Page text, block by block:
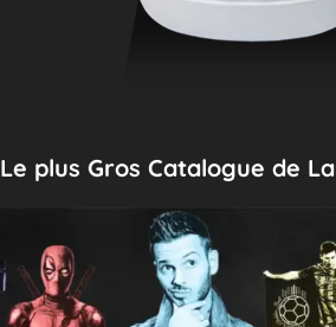
Le plus Gros Catalogue de